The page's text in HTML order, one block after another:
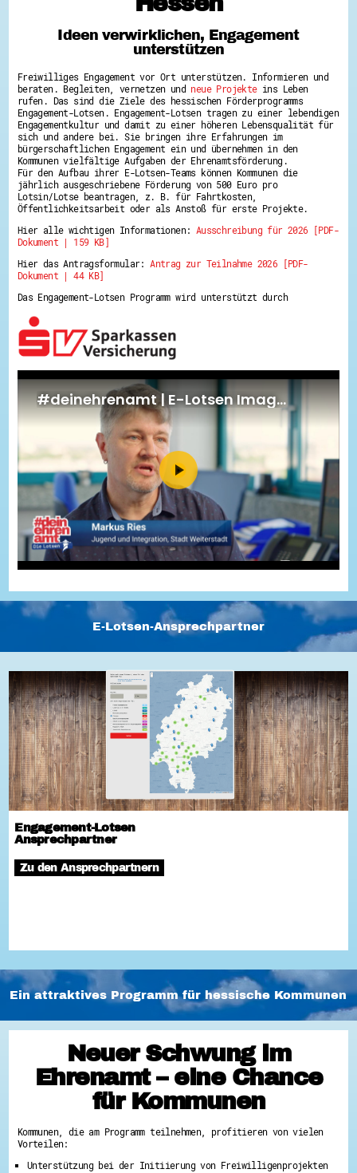
Hessen hilft Ukraine
Zeig uns dein Ehrenamt
Wettbewerb | Trikotwettbewerb
Wettbewerb | 80 Jahre Hessen - Engagement
mit Herz
8 Vereine x 80 Jahre x 1.000 €
Ausgezeichnete Projekte
Menschen des Respekts
SHARE IT: Teile deine Infos!
Gestalte dein Ehrenamt
Ehrenamts-Card Hessen
Engagement-Lotsen
Crowdfunding - Viele schaffen mehr
Ehrentag
Hessen engagiert - Digitale Themenabende
Kompetenznachweis Hessen
Service-Learning
Mach dich schlau
GEMA-Pakt
Di@-Lotsen in Hessen
Energiepreiskrise und Ehrenamt
Flüchtlingshilfe + Integration
Generationsübergreifend aktiv
Patenschaftsprojekte
Qualifizierung & Fortbildung
Stiftungen
Vereine, Spenden, Steuern - Gut zu Wissen
Versicherungsschutz
Wissenswertes rund um dein Ehrenamt
Zahlen, Daten, Fakten aus Hessen
Service
Suche
Downloads
Kontakt
Impressum
Barriere melden
Ideen verwirklichen, Engagement
unterstützen
Freiwilliges Engagement vor Ort unterstützen. Informieren und
beraten. Begleiten, vernetzen und neue Projekteins Leben
rufen. Das sind die Ziele des hessischen Förderprogramms
Engagement-Lotsen. Engagement-Lotsen tragen zu einer lebendigen
Engagementkultur und damit zu einer höheren Lebensqualität für
sich und andere bei. Sie bringen ihre Erfahrungen im
bürgerschaftlichen Engagement ein und übernehmen in den
Kommunen vielfältige Aufgaben der Ehrenamtsförderung.
Für den Aufbau ihrer E-Lotsen-Teams können Kommunen die
jährlich ausgeschriebene Förderung von 500 Euro pro
Lotsin/Lotse beantragen, z. B. für Fahrtkosten,
Öffentlichkeitsarbeit oder als Anstoß für erste Projekte.
Hier alle wichtigen Informationen: Ausschreibung für 2026 [PDF-
Dokument | 159 KB]
Hier das Antragsformular:Antrag zur Teilnahme 2026 [PDF-
Dokument | 44 KB]
Das Engagement-Lotsen Programm wird unterstützt durch
E-Lotsen-Ansprechpartner
Engagement-Lotsen
Ansprechpartner
Zu den Ansprechpartnern
Ein attraktives Programm für hessische Kommunen
Neuer Schwung im
Ehrenamt – eine Chance
für Kommunen
Kommunen, die am Programm teilnehmen, profitieren von vielen
Vorteilen:
Unterstützung bei der Initiierung von Freiwilligenprojekten